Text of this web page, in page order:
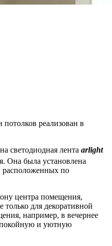
реализован в
светодиодная лента arlight
Она была установлена
расположенных по
центра помещения,
для декоративной
например, в вечернее
спокойную и уютную